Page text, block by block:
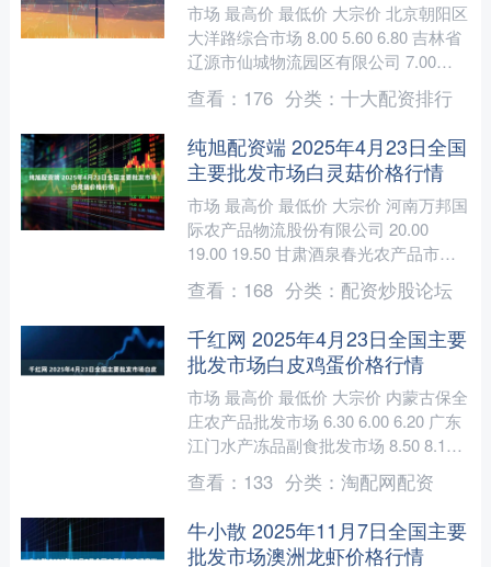
市场 最高价 最低价 大宗价 北京朝阳区
大洋路综合市场 8.00 5.60 6.80 吉林省
辽源市仙城物流园区有限公司 7.00
5.40 6.00 广东汕头农....
查看： 176 分类： 十大配资排行
纯旭配资端 2025年4月23日全国
主要批发市场白灵菇价格行情
市场 最高价 最低价 大宗价 河南万邦国
际农产品物流股份有限公司 20.00
19.00 19.50 甘肃酒泉春光农产品市场
有限责任公司 18.00 16.00....
查看： 168 分类： 配资炒股论坛
千红网 2025年4月23日全国主要
批发市场白皮鸡蛋价格行情
市场 最高价 最低价 大宗价 内蒙古保全
庄农产品批发市场 6.30 6.00 6.20 广东
江门水产冻品副食批发市场 8.50 8.10
8.30 新疆九鼎盛和....
查看： 133 分类： 淘配网配资
牛小散 2025年11月7日全国主要
批发市场澳洲龙虾价格行情